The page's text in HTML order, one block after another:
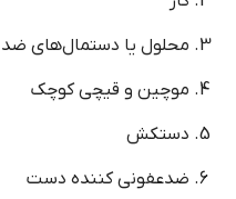
محلول یا دستمال‌های ضد
موچین و قیچی کوچک
دستکش
ضدعفونی کننده دست